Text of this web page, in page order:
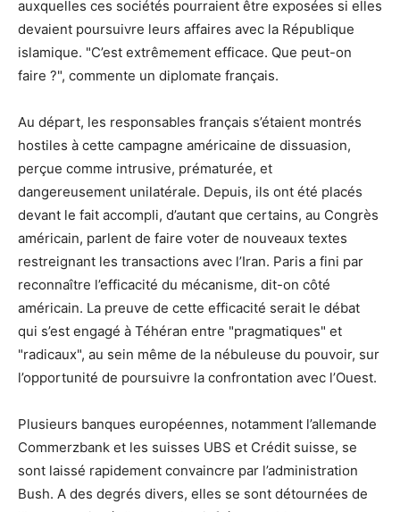
auxquelles ces sociétés pourraient être exposées si elles
devaient poursuivre leurs affaires avec la République
islamique. "C’est extrêmement efficace. Que peut-on
faire ?", commente un diplomate français.
Au départ, les responsables français s’étaient montrés
hostiles à cette campagne américaine de dissuasion,
perçue comme intrusive, prématurée, et
dangereusement unilatérale. Depuis, ils ont été placés
devant le fait accompli, d’autant que certains, au Congrès
américain, parlent de faire voter de nouveaux textes
restreignant les transactions avec l’Iran. Paris a fini par
reconnaître l’efficacité du mécanisme, dit-on côté
américain. La preuve de cette efficacité serait le débat
qui s’est engagé à Téhéran entre "pragmatiques" et
"radicaux", au sein même de la nébuleuse du pouvoir, sur
l’opportunité de poursuivre la confrontation avec l’Ouest.
Plusieurs banques européennes, notamment l’allemande
Commerzbank et les suisses UBS et Crédit suisse, se
sont laissé rapidement convaincre par l’administration
Bush. A des degrés divers, elles se sont détournées de